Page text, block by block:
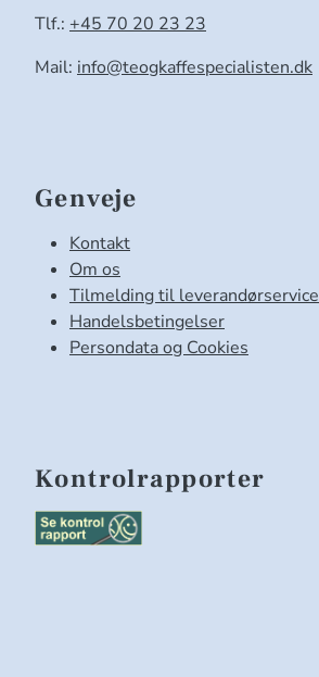
Tlf.: +45 70 20 23 23
Mail: info@teogkaffespecialisten.dk
Genveje
Kontakt
Om os
Tilmelding til leverandørservice
Handelsbetingelser
Persondata og Cookies
Kontrolrapporter